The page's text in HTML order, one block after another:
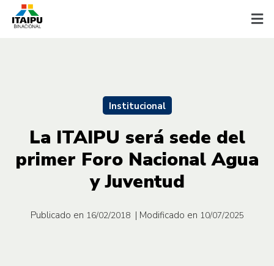
Institucional
La ITAIPU será sede del
primer Foro Nacional Agua
y Juventud
Publicado en 16/02/2018 | Modificado en 10/07/2025